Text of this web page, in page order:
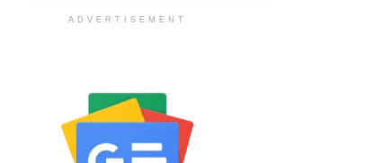
ADVERTISEMENT